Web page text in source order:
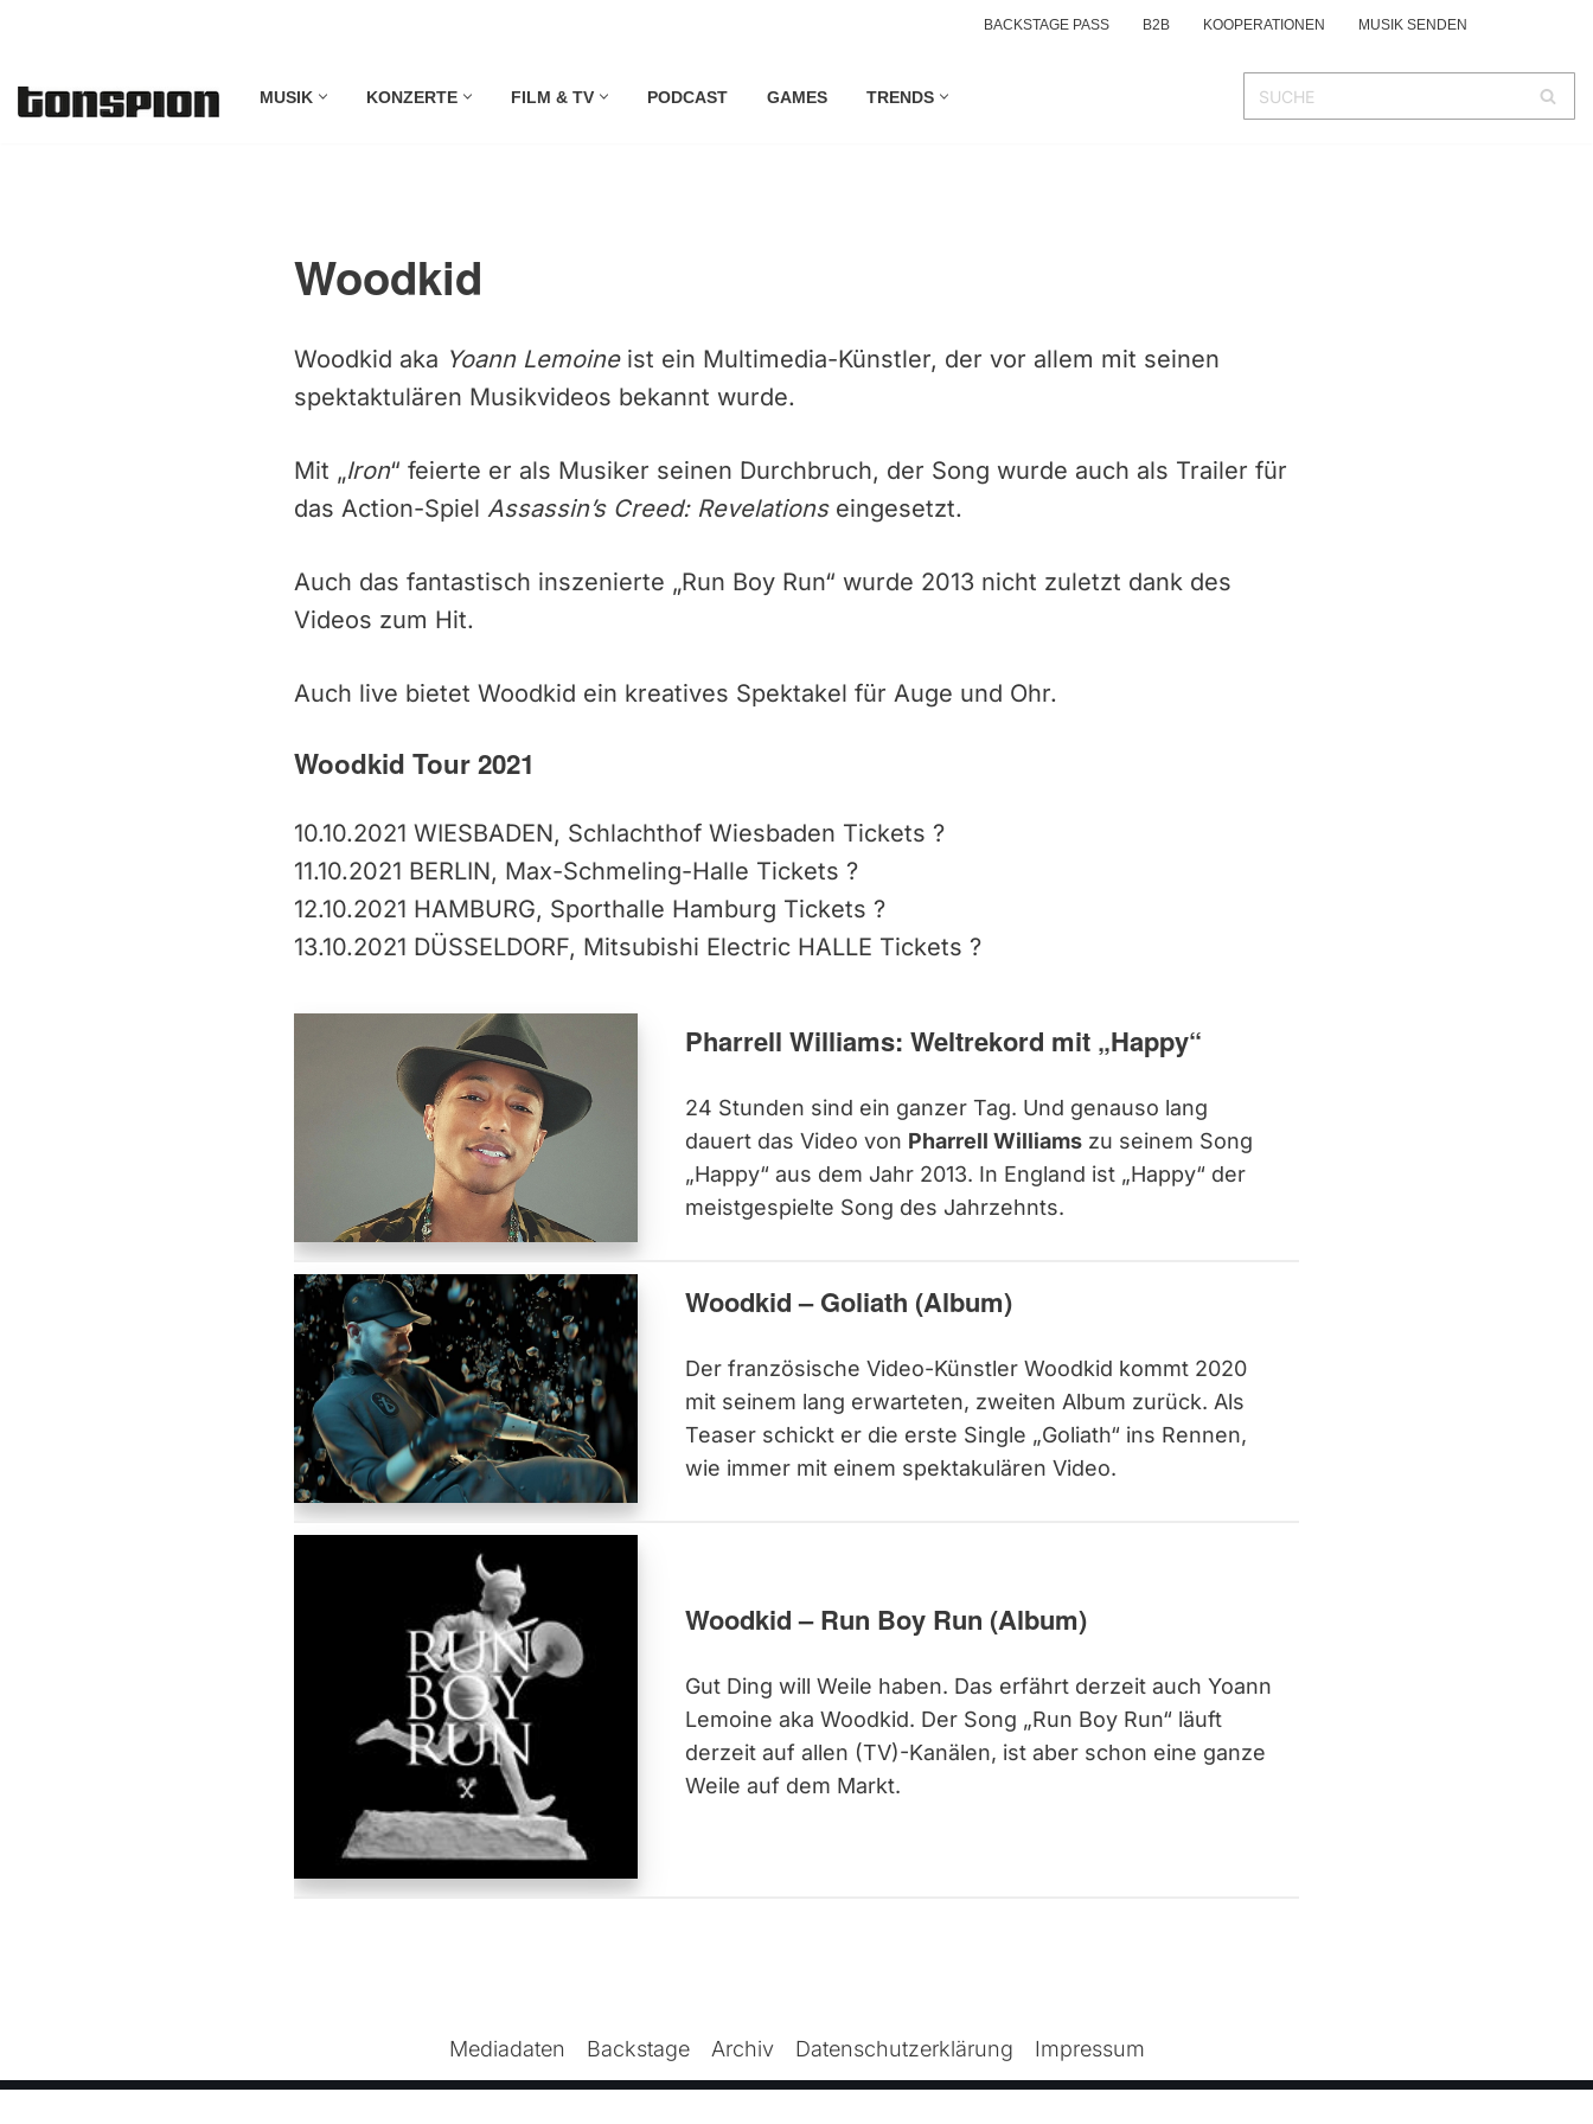
Inhalt
BACKSTAGE PASS B2B KOOPERATIONEN MUSIK SENDEN
MUSIK KONZERTE FILM & TV PODCAST GAMES TRENDS
Woodkid
Woodkid aka Yoann Lemoineist ein Multimedia-Künstler, der vor allem mit seinen
spektaktulären Musikvideos bekannt wurde.
Mit „Iron“ feierte er als Musiker seinen Durchbruch, der Song wurde auch als Trailer für
das Action-SpielAssassin’s Creed: Revelations eingesetzt.
Auch das fantastisch inszenierte „Run Boy Run“ wurde 2013 nicht zuletzt dank des
Videos zum Hit.
Auch live bietet Woodkid ein kreatives Spektakel für Auge und Ohr.
Woodkid Tour2021
10.10.2021 WIESBADEN, Schlachthof Wiesbaden Tickets ?
11.10.2021 BERLIN, Max-Schmeling-Halle Tickets ?
12.10.2021 HAMBURG, Sporthalle Hamburg Tickets ?
13.10.2021 DÜSSELDORF, Mitsubishi Electric HALLE Tickets ?
Pharrell Williams: Weltrekord mit „Happy“
24 Stunden sind ein ganzer Tag. Und genauso lang
dauert das Video von Pharrell Williamszu seinem Song
„Happy“ aus dem Jahr 2013. In England ist „Happy“ der
meistgespielte Song des Jahrzehnts.
Woodkid – Goliath (Album)
Der französische Video-Künstler Woodkid kommt 2020
mit seinem lang erwarteten, zweiten Album zurück. Als
Teaser schickt er die erste Single „Goliath“ ins Rennen,
wie immer mit einem spektakulären Video.
Woodkid – Run Boy Run (Album)
Gut Ding will Weile haben. Das erfährt derzeit auch Yoann
Lemoine aka Woodkid. Der Song „Run Boy Run“ läuft
derzeit auf allen (TV)-Kanälen, ist aber schon eine ganze
Weile auf dem Markt.
Mediadaten Backstage Archiv Datenschutzerklärung Impressum